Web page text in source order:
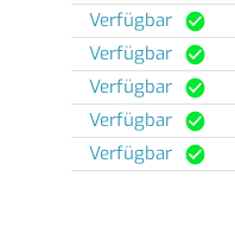
Verfügbar
Verfügbar
Verfügbar
Verfügbar
Verfügbar